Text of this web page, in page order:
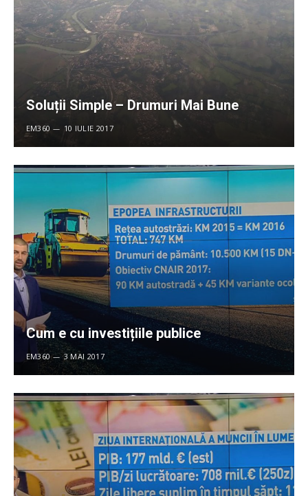
Soluții Simple – Drumuri Mai Bune
EM360 10 IULIE 2017
Cum e cu investițiile publice
EM360 3 MAI 2017